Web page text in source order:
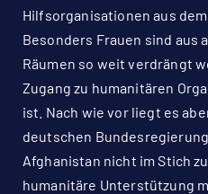
Hilfsorganisationen aus
Besonders Frauen sind aus
Räumen so weit verdrängt
Zugang zu humanitären
ist. Nach wie vor liegt es
deutschen
Afghanistan nicht im Stich
humanitäre Unterstützung